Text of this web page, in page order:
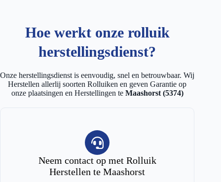
Hoe werkt onze rolluik
herstellingsdienst?
Onze herstellingsdienst is eenvoudig, snel en betrouwbaar. Wij
Herstellen allerlij soorten Rolluiken en geven Garantie op
onze plaatsingen en Herstellingen te Maashorst (5374)
Neem contact op met Rolluik
Herstellen te Maashorst